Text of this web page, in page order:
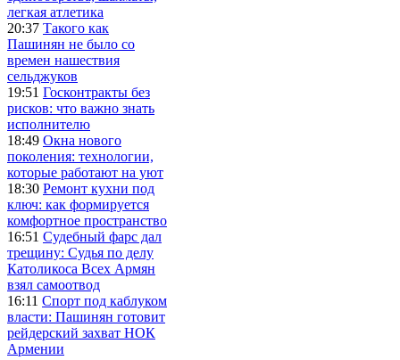
легкая атлетика
20:37 Такого как
Пашинян не было со
времен нашествия
сельджуков
19:51 Госконтракты без
рисков: что важно знать
исполнителю
18:49 Окна нового
поколения: технологии,
которые работают на уют
18:30 Ремонт кухни под
ключ: как формируется
комфортное пространство
16:51 Судебный фарс дал
трещину: Судья по делу
Католикоса Всех Армян
взял самоотвод
16:11 Спорт под каблуком
власти: Пашинян готовит
рейдерский захват НОК
Армении